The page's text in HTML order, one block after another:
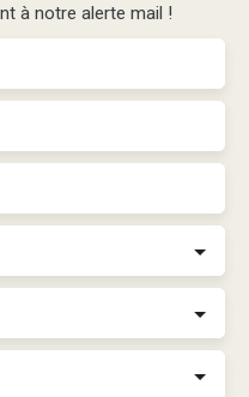
à notre alerte mail !